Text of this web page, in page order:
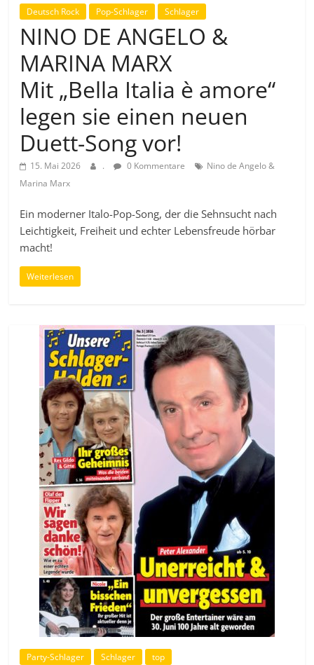
Deutsch Rock Pop-Schlager Schlager
NINO DE ANGELO &
MARINA MARX
Mit „Bella Italia è amore“
legen sie einen neuen
Duett-Song vor!
15. Mai 2026 . 0 Kommentare
Nino de Angelo &
Marina Marx
Ein moderner Italo-Pop-Song, der die Sehnsucht nach
Leichtigkeit, Freiheit und echter Lebensfreude hörbar
macht!
Weiterlesen
Party-Schlager Schlager top